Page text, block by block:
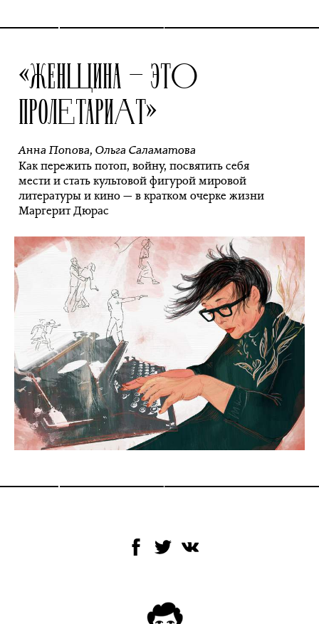
«ЖЕНЩИНА — ЭТО
ПРОЛЕТАРИАТ»
Анна Попова,Ольга Саламатова
Как пережить потоп, войну, посвятить себя
мести и стать культовой фигурой мировой
литературы и кино — в кратком очерке жизни
Маргерит Дюрас